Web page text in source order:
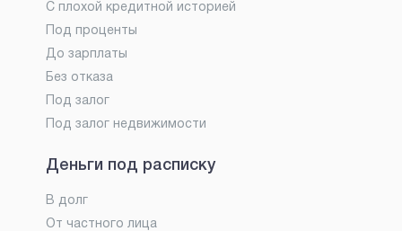
С плохой кредитной историей
Под проценты
До зарплаты
Без отказа
Под залог
Под залог недвижимости
Деньги под расписку
В долг
От частного лица